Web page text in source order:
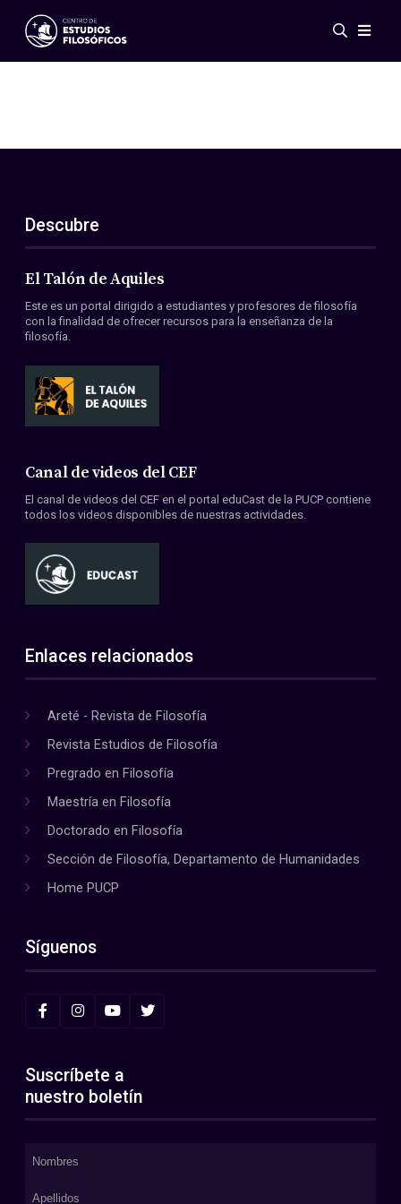
Eventos
ES
EN
Acerca de nosotros
Miembros
Convenios
Descubre
El Talón de Aquiles
Este es un portal dirigido a estudiantes y profesores de filosofía
con la finalidad de ofrecer recursos para la enseñanza de la
filosofía.
Canal de videos del CEF
El canal de videos del CEF en el portal eduCast de la PUCP contiene
todos los videos disponibles de nuestras actividades.
Enlaces relacionados
Areté - Revista de Filosofía
Revista Estudios de Filosofía
Pregrado en Filosofía
Maestría en Filosofía
Doctorado en Filosofía
Sección de Filosofía, Departamento de Humanidades
Home PUCP
Síguenos
Suscríbete a
nuestro boletín